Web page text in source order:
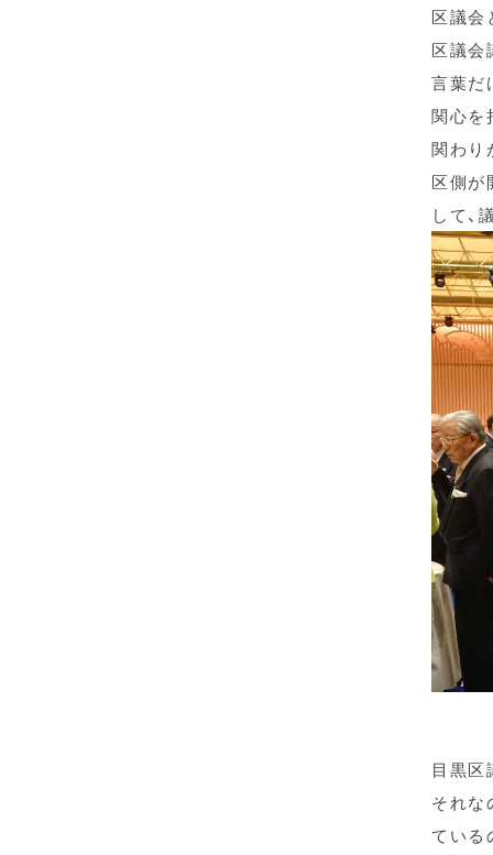
区議会
区議会
言葉だ
関心を
関わり
区側が
して、
目黒区
それな
ている